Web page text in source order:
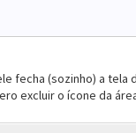
fecha (sozinho) a
excluir o ícone da